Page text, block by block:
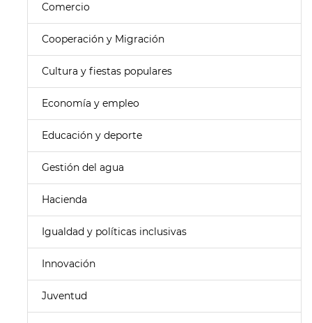
Comercio
Cooperación y Migración
Cultura y fiestas populares
Economía y empleo
Educación y deporte
Gestión del agua
Hacienda
Igualdad y políticas inclusivas
Innovación
Juventud